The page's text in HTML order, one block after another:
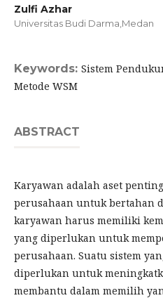
Zulfi Azhar
Universitas Budi Darma,Medan
Keywords: Sistem
Metode WSM
ABSTRACT
Karyawan adalah aset
perusahaan untuk bertahan
karyawan harus memiliki
yang diperlukan untuk
perusahaan. Suatu sistem
diperlukan untuk
membantu dalam memilih